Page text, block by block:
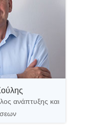
ανάπτυξης και